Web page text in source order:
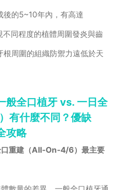
後的5~10年內，有高達
同程度的植體周圍發炎與齒
周圍的組織防禦力遠低於天
般全口植牙 vs. 一日全
有什麼不同？優缺
攻略
口重建（All-On-4/6）最主要